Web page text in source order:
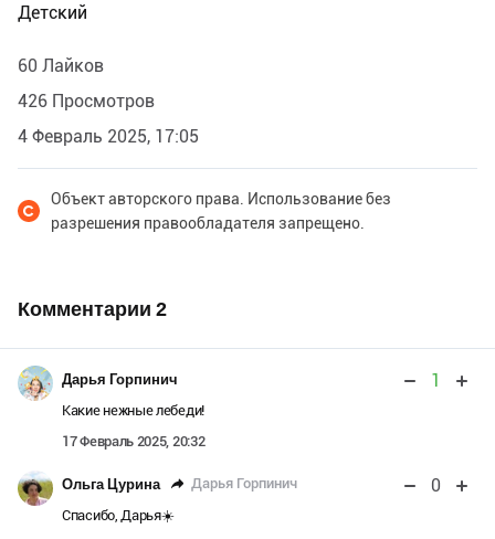
Детский
60 Лайков
426 Просмотров
4 Февраль 2025, 17:05
Объект авторского права. Использование без
разрешения правообладателя запрещено.
Комментарии 2
Дарья Горпинич 1
Какие нежные лебеди!
17 Февраль 2025, 20:32
Ольга Цурина Дарья Горпинич 0
Спасибо, Дарья☀️